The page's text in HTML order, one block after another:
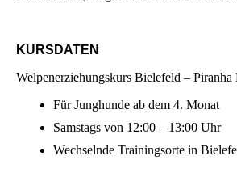
KURSDATEN
Welpenerziehungskurs Bielefeld – Piranha
Für Junghunde ab dem 4. Monat
Samstags von 12:00 – 13:00 Uhr
Wechselnde Trainingsorte in